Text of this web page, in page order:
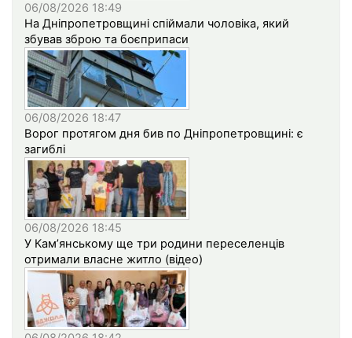
06/08/2026 18:49
На Дніпропетровщині спіймали чоловіка, який
збував зброю та боєприпаси
06/08/2026 18:47
Ворог протягом дня бив по Дніпропетровщині: є
загиблі
06/08/2026 18:45
У Кам’янському ще три родини переселенців
отримали власне житло (відео)